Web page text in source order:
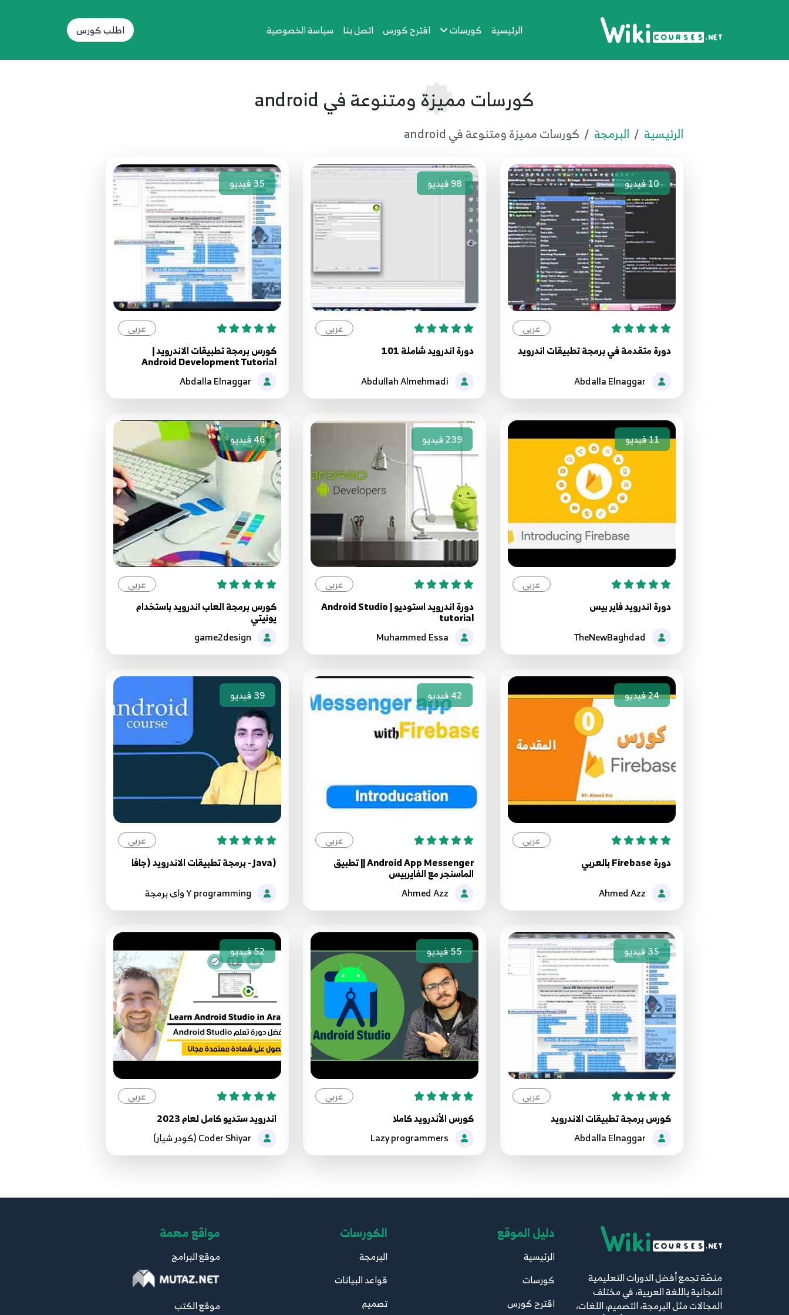
الرئيسية كورسات اقترح كورس اتصل بنا سياسة الخصوصية اطلب كورس
كورسات مميزة ومتنوعة في android
الرئيسية البرمجة كورسات مميزة ومتنوعة في android
10فيديو
عربي
دورة متقدمة في برمجة تطبيقات اندرويد
98فيديو
عربي
دورة اندرويد شاملة 101
35فيديو
عربي
كورس برمجة تطبيقات الاندرويد |
Android Development Tutorial
11فيديو
عربي
دورة اندرويد فاير بيس
239فيديو
عربي
دورة اندرويد استوديو | Android Studio
tutorial
46فيديو
عربي
كورس برمجة العاب اندرويد باستخدام
يونيتي
24فيديو
عربي
دورة Firebase بالعربي
42فيديو
عربي
Android App Messenger || تطبيق
الماسنجر مع الفايربيس
39فيديو
عربي
(Java - برمجة تطبيقات الاندرويد (جافا
35فيديو
عربي
كورس برمجة تطبيقات الاندرويد
55فيديو
عربي
كورس الأندرويد كاملا
52فيديو
عربي
اندرويد ستديو كامل لعام 2023
منصّة تجمع أفضل الدورات التعليمية
المجانية باللغة العربية، في مختلف
المجالات مثل البرمجة، التصميم، اللغات،
دليل الموقع
الرئيسية
كورسات
اقترح كورس
الكورسات
البرمجة
قواعد البيانات
تصميم
مواقع مهمة
موقع البرامج
موقع الكتب